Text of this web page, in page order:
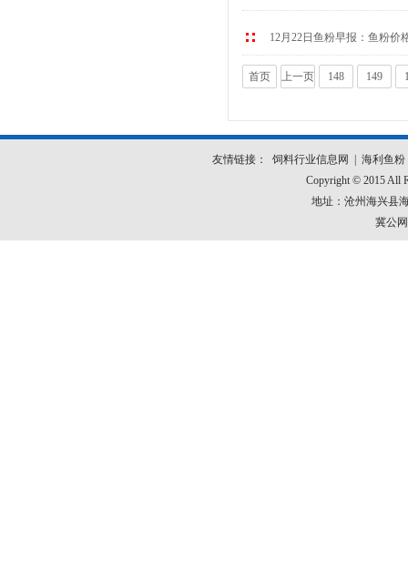
12月22日鱼粉早报：鱼粉价
首页 上一页 148 149
友情链接： 饲料行业信息网
海利鱼粉
Copyright © 2015 All
地址：沧州海兴县
冀公